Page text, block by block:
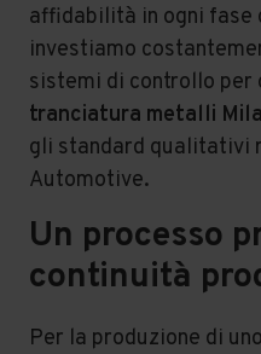
affidabilità in ogni fase
investiamo
sistemi di controllo per
tranciatura metalli
gli standard qualitativi
Automotive.
Un processo
continuità
Per la produzione di